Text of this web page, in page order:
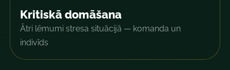
Kritiskā domāšana
Ātri lēmumi stresa situācijā — komanda un
indivīds